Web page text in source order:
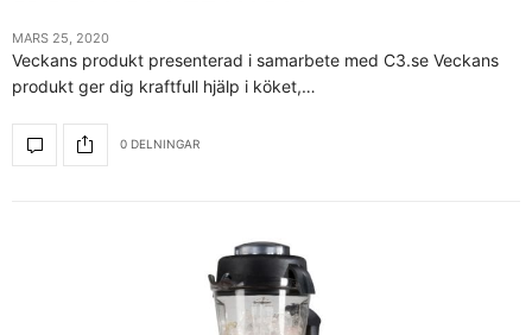
MARS 25, 2020
Veckans produkt presenterad i samarbete med C3.se Veckans
produkt ger dig kraftfull hjälp i köket,…
0 DELNINGAR